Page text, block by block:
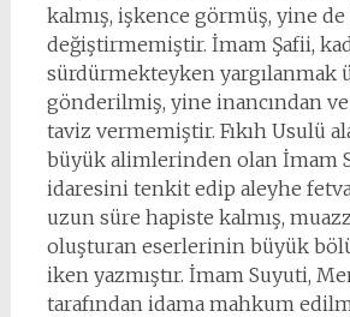
kalmış, işkence görmüş, yine de
değiştirmemiştir. İmam Şafii,
sürdürmekteyken yargılanmak
gönderilmiş, yine inancından
taviz vermemiştir. Fıkıh Usulü
büyük alimlerinden olan İmam
idaresini tenkit edip aleyhe
uzun süre hapiste kalmış,
oluşturan eserlerinin büyük
iken yazmıştır. İmam Suyuti,
tarafından idama mahkum